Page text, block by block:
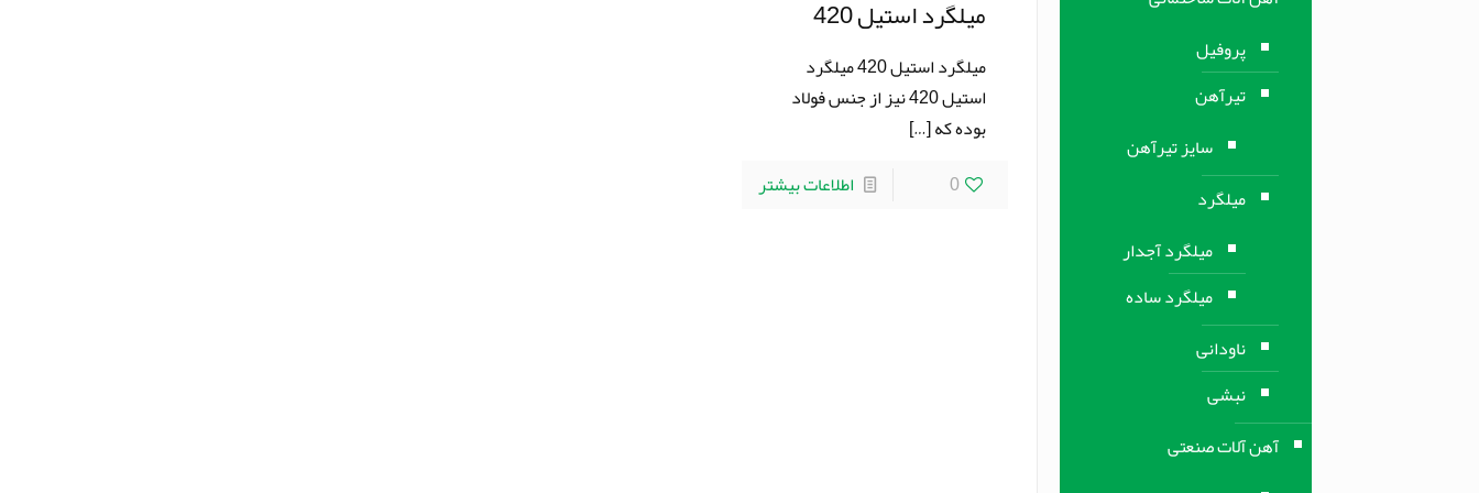
ميلگرد استيل 420
ميلگرد استيل 420 ميلگرد
استيل 420 نیز از جنس فولاد
بوده که[…]
0
اطلاعات بیشتر
پروفیل
تیرآهن
سایز تیرآهن
میلگرد
میلگرد آجدار
میلگرد ساده
ناودانی
نبشی
آهن آلات صنعتی